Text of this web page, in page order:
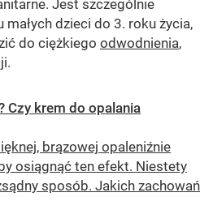
Jest szczególnie
dzieci do 3. roku życia,
do ciężkiego odwodnienia,
Czy krem do opalania
brązowej opaleniźnie
osiągnąć ten efekt. Niestety
sposób. Jakich zachowań